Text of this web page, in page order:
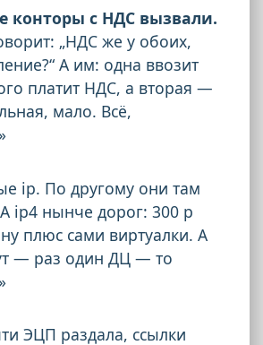
конторы с НДС вызвали.
„НДС же у обоих,
А им: одна ввозит
платит НДС, а вторая —
мало. Всё,
ip. По другому они там
ip4 нынче дорог: 300 р
плюс сами виртуалки. А
— раз один ДЦ — то
ЭЦП раздала, ссылки